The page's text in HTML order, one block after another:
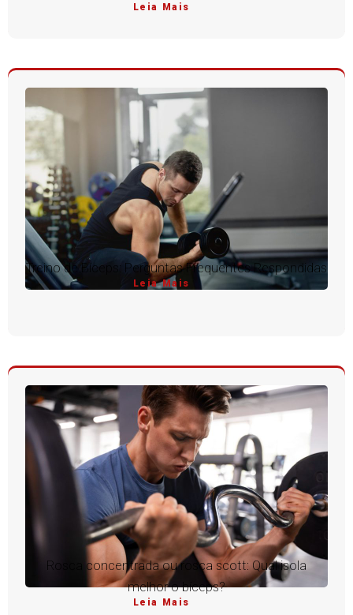
Leia Mais
Treino de Bíceps: Perguntas Frequentes Respondidas
Leia Mais
Rosca concentrada ou rosca scott: Qual isola
melhor o bíceps?
Leia Mais